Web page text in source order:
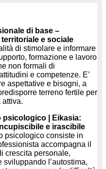
di base –
e sociale
di stimolare e informare
formazione e lavoro
non formali di
e competenze. E’
aspettative e bisogni, a
terreno fertile per
attiva.
psicologico | Eikasia:
e irascibile
psicologico consiste in
accompagna il
crescita personale,
l’autostima,